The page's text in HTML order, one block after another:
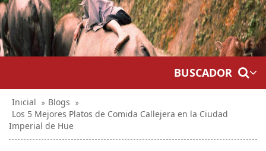
BUSCADOR
Inicial
Blogs
Los 5 Mejores Platos de Comida Callejera en la Ciudad
Imperial de Hue